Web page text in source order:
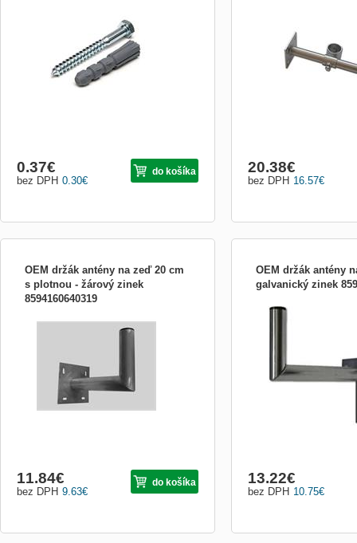
0.30€
bez DPH
0.37€ do košíka
16.57€
bez DPH
20.38€
OEM držák antény na zeď 20 cm
s plotnou - žárový zinek
8594160640319
žárový zinek
9.63€
bez DPH
11.84€ do košíka
OEM držák antény
galvanický zinek
Držák antény na zeď 30
10.75€
bez DPH
13.22€